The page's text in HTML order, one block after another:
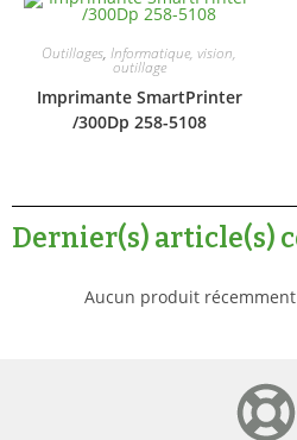
Outillages, Informatique, vision,
outillage
Imprimante SmartPrinter
/300Dp 258-5108
Dernier(s) article(s)
Aucun produit